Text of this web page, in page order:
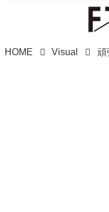
HOME Visual